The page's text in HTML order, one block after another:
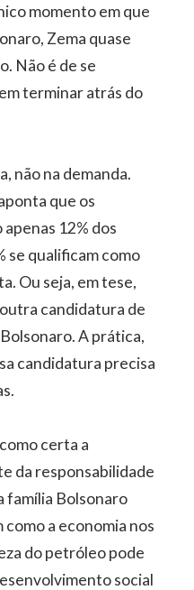
momento em que
Zema quase
Não é de se
terminar atrás do
não na demanda.
que os
12% dos
se qualificam como
Ou seja, em tese,
candidatura de
A prática,
candidatura precisa
certa a
da responsabilidade
família Bolsonaro
a economia nos
do petróleo pode
social